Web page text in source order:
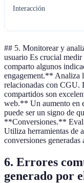
Interacción
## 5. Monitorear y
usuario Es crucial
comparto algunos
engagement.** Analiza
relacionadas con CGU.
compartidos son
web.** Un aumento en
puede ser un signo de
**Conversiones.**
Utiliza herramientas de
conversiones
6. Errores
generado por